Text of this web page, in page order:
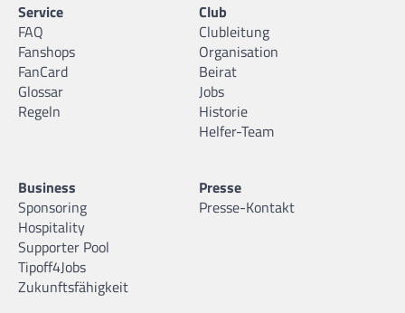
Service
FAQ
Fanshops
FanCard
Glossar
Regeln
Club
Clubleitung
Organisation
Beirat
Jobs
Historie
Helfer-Team
Business
Sponsoring
Hospitality
Supporter Pool
Tipoff4Jobs
Zukunftsfähigkeit
Presse
Presse-Kontakt